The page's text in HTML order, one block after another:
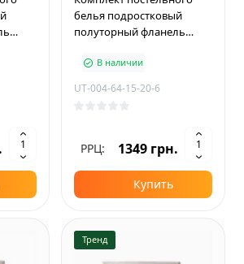
белья подростковый
полуторный фланель
В наличии
UT-004-64-15-20-6
РРЦ: 1349 грн.
Купить
Тренд